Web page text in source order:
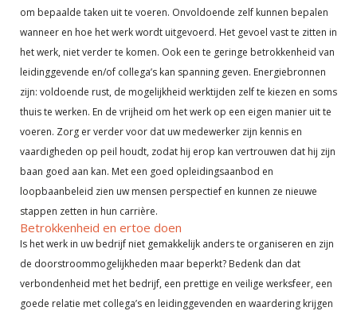
om bepaalde taken uit te voeren. Onvoldoende zelf kunnen bepalen
wanneer en hoe het werk wordt uitgevoerd. Het gevoel vast te zitten in
het werk, niet verder te komen. Ook een te geringe betrokkenheid van
leidinggevende en/of collega’s kan spanning geven. Energiebronnen
zijn: voldoende rust, de mogelijkheid werktijden zelf te kiezen en soms
thuis te werken. En de vrijheid om het werk op een eigen manier uit te
voeren. Zorg er verder voor dat uw medewerker zijn kennis en
vaardigheden op peil houdt, zodat hij erop kan vertrouwen dat hij zijn
baan goed aan kan. Met een goed opleidingsaanbod en
loopbaanbeleid zien uw mensen perspectief en kunnen ze nieuwe
stappen zetten in hun carrière.
Betrokkenheid en ertoe doen
Is het werk in uw bedrijf niet gemakkelijk anders te organiseren en zijn
de doorstroommogelijkheden maar beperkt? Bedenk dan dat
verbondenheid met het bedrijf, een prettige en veilige werksfeer, een
goede relatie met collega’s en leidinggevenden en waardering krijgen